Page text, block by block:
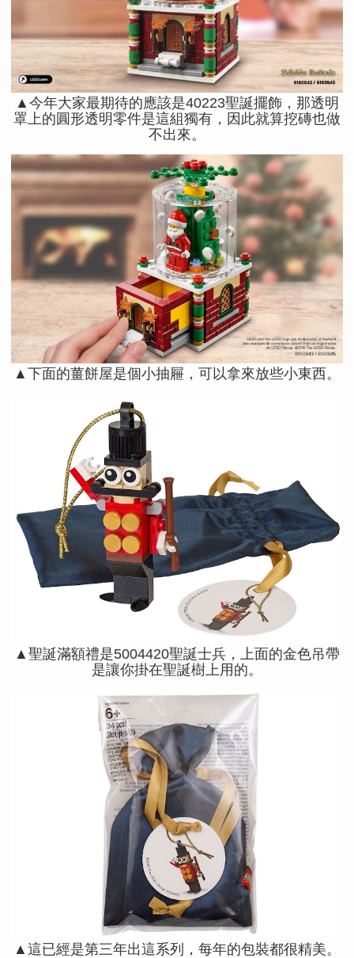
▲今年大家最期待的應該是40223聖誕擺飾，那透明
罩上的圓形透明零件是這組獨有，因此就算挖磚也做
不出來。
▲下面的薑餅屋是個小抽屜，可以拿來放些小東西。
▲聖誕滿額禮是5004420聖誕士兵，上面的金色吊帶
是讓你掛在聖誕樹上用的。
▲這已經是第三年出這系列，每年的包裝都很精美。